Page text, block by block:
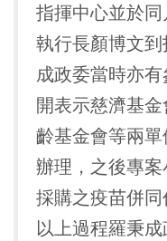
指揮中心並於
執行長顏博文
成政委當時亦
開表示慈濟基
齡基金會等兩
辦理，之後專
採購之疫苗併同
以上過程羅秉